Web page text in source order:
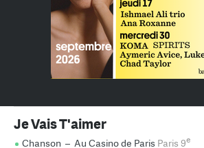
Je Vais T'aimer
Chanson – Au Casino de Paris Paris 9e